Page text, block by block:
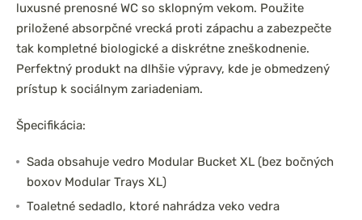
luxusné prenosné WC so sklopným vekom. Použite
priložené absorpčné vrecká proti zápachu a zabezpečte
tak kompletné biologické a diskrétne zneškodnenie.
Perfektný produkt na dlhšie výpravy, kde je obmedzený
prístup k sociálnym zariadeniam.
Špecifikácia:
Sada obsahuje vedro Modular Bucket XL (bez bočných
boxov Modular Trays XL)
Toaletné sedadlo, ktoré nahrádza veko vedra